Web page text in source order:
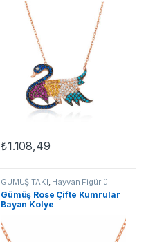
₺1.108,49
GÜMÜŞ TAKI Hayvan Figürlü
Kolyeler Kadın Kolyeleri,
Kuşlu Kolyeler
Gümüş Rose Çifte Kumrular
Bayan Kolye